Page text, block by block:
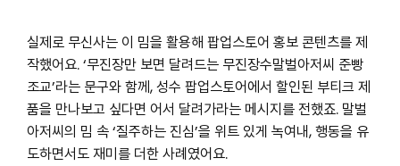
실제로 무신사는 이 밈을 활용해 팝업스토어 홍보 콘텐츠를 제
작했어요. ‘무진장만 보면 달려드는 무진장수말벌아저씨 준빵
조교’라는 문구와 함께, 성수 팝업스토어에서 할인된 부티크 제
품을 만나보고 싶다면 어서 달려가라는 메시지를 전했죠. 말벌
아저씨의 밈 속 ‘질주하는 진심’을 위트 있게 녹여내, 행동을 유
도하면서도 재미를 더한 사례였어요.